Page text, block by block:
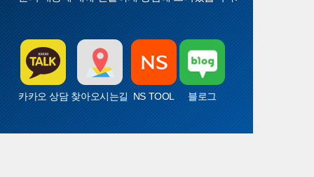
카카오 상담 찾아오시는길 NS TOOL 블로그